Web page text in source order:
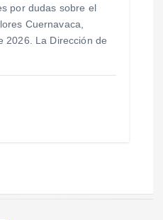
por dudas sobre el
Cuernavaca,
2026. La Dirección de